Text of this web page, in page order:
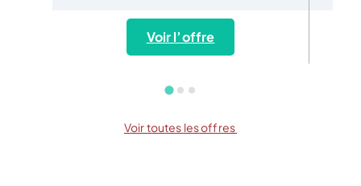
Voir l’offre
Voir toutes les offres